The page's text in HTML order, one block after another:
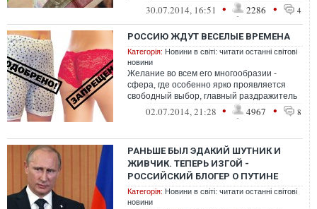
этот момент) он был явно обязан той
30.07.2014, 16:51 • 2286 • 4
РОССИЮ ЖДУТ ВЕСЕЛЫЕ ВРЕМЕНА
Категорія: Новини в світі: читати останні світові
новини
Желание во всем его многообразии -
сфера, где особенно ярко проявляется
свободный выбор, главный раздражитель
для тоталитарных режимов. Отсюда и
02.07.2014, 21:28 • 4967 • 8
РАНЬШЕ БЫЛ ЭДАКИЙ ШУТНИК И
ЖИВЧИК. ТЕПЕРЬ ИЗГОЙ -
РОССИЙСКИЙ БЛОГЕР О ПУТИНЕ
Категорія: Новини в світі: читати останні світові
новини